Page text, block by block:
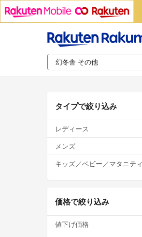
タイプで絞り込み
レディース
メンズ
キッズ／ベビー／マタニティ
価格で絞り込み
値下げ価格